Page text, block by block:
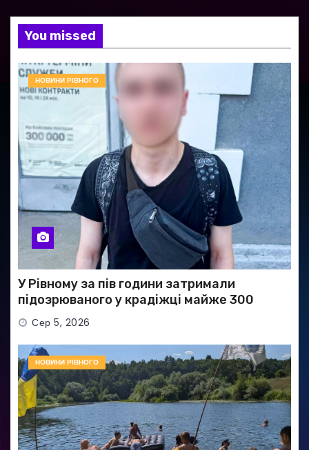
You missed
НОВИНИ РІВНОГО
У Рівному за пів години затримали
підозрюваного у крадіжці майже 300
тисяч гривень
Сер 5, 2026
НОВИНИ РІВНОГО